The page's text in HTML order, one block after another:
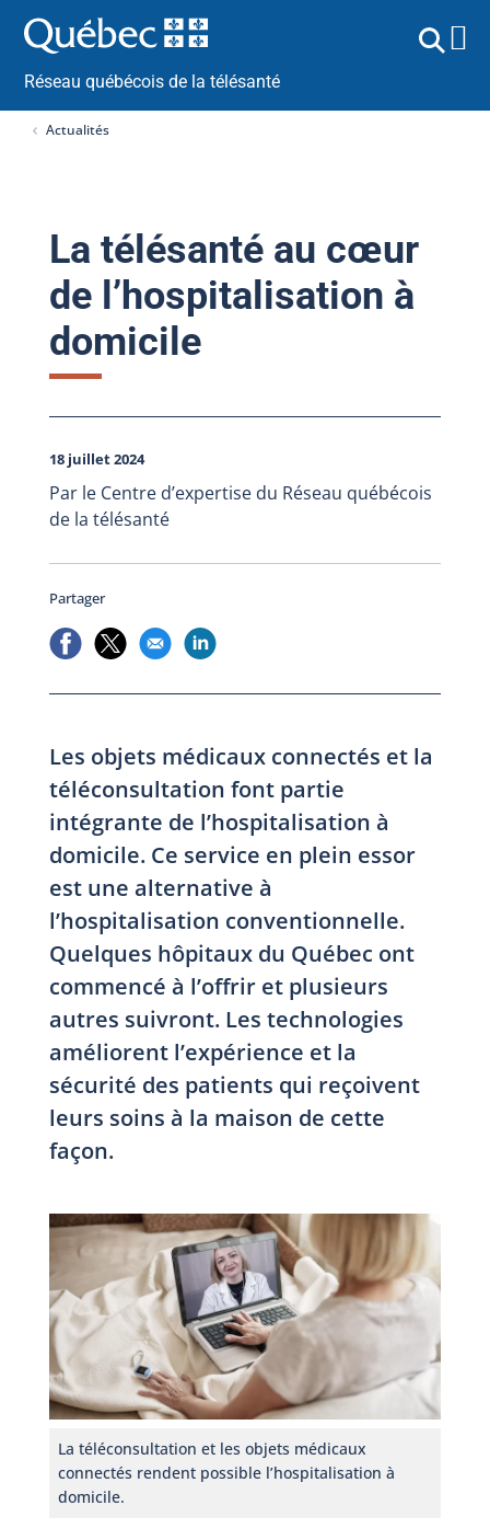
Réseau québécois de la télésanté
Actualités
La télésanté au cœur
de l’hospitalisation à
domicile
18 juillet 2024
Par le Centre d’expertise du Réseau québécois
de la télésanté
Partager
Les objets médicaux connectés et la
téléconsultation font partie
intégrante de l’hospitalisation à
domicile. Ce service en plein essor
est une alternative à
l’hospitalisation conventionnelle.
Quelques hôpitaux du Québec ont
commencé à l’offrir et plusieurs
autres suivront. Les technologies
améliorent l’expérience et la
sécurité des patients qui reçoivent
leurs soins à la maison de cette
façon.
La téléconsultation et les objets médicaux
connectés rendent possible l’hospitalisation à
domicile.